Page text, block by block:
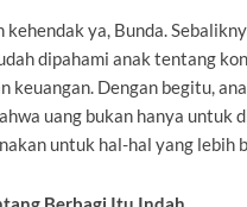
kehendak ya, Bunda.
dipahami anak tentang
keuangan. Dengan begitu,
uang bukan hanya untuk
untuk hal-hal yang lebih